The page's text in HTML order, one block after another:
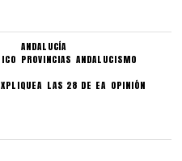
ANDALUCÍA
PROVINCIAS ANDALUCISMO
LAS 28 DE EA OPINIÓN